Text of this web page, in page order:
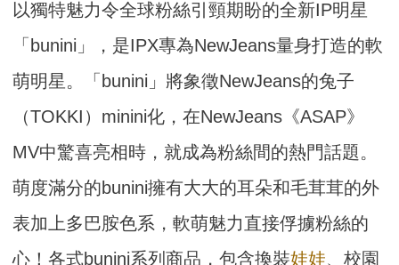
以獨特魅力令全球粉絲引頸期盼的全新IP明星
「bunini」，是IPX專為NewJeans量身打造的軟
萌明星。「bunini」將象徵NewJeans的兔子
（TOKKI）minini化，在NewJeans《ASAP》
MV中驚喜亮相時，就成為粉絲間的熱門話題。
萌度滿分的bunini擁有大大的耳朵和毛茸茸的外
表加上多巴胺色系，軟萌魅力直接俘擄粉絲的
心！各式bunini系列商品，包含換裝娃娃、校園